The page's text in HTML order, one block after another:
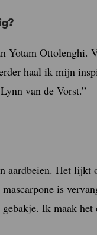
Yotam Ottolenghi.
haal ik mijn
van de Vorst.”
aardbeien. Het lijkt
mascarpone is
Ik maak